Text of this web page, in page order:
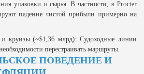
упаковки и сырья. В частности, в Procter
падение чистой прибыли примерно на
и круизы (~$1,36 млрд): Судоходные линии
перестраивать маршруты.
ПОВЕДЕНИЕ И